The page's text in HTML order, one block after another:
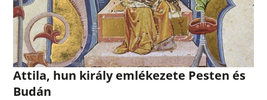
Attila, hun király emlékezete Pesten és
Budán